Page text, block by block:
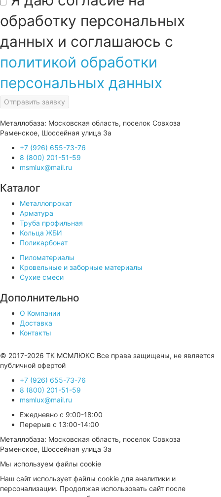
обработку персональных
данных и соглашаюсь с
политикой обработки
персональных данных
Отправить заявку
Металлобаза: Московская область, поселок Совхоза
Раменское, Шоссейная улица 3а
+7 (926) 655-73-76
8 (800) 201-51-59
msmlux@mail.ru
Каталог
Металлопрокат
Арматура
Труба профильная
Кольца ЖБИ
Поликарбонат
Пиломатериалы
Кровельные и заборные материалы
Сухие смеси
Дополнительно
О Компании
Доставка
Контакты
© 2017-2026 ТК МСМЛЮКС Все права защищены, не является
публичной офертой
+7 (926) 655-73-76
8 (800) 201-51-59
msmlux@mail.ru
Ежедневно с 9:00-18:00
Перерыв с 13:00-14:00
Металлобаза: Московская область, поселок Совхоза
Раменское, Шоссейная улица 3а
Мы используем файлы cookie
Наш сайт использует файлы cookie для аналитики и
персонализации. Продолжая использовать сайт после